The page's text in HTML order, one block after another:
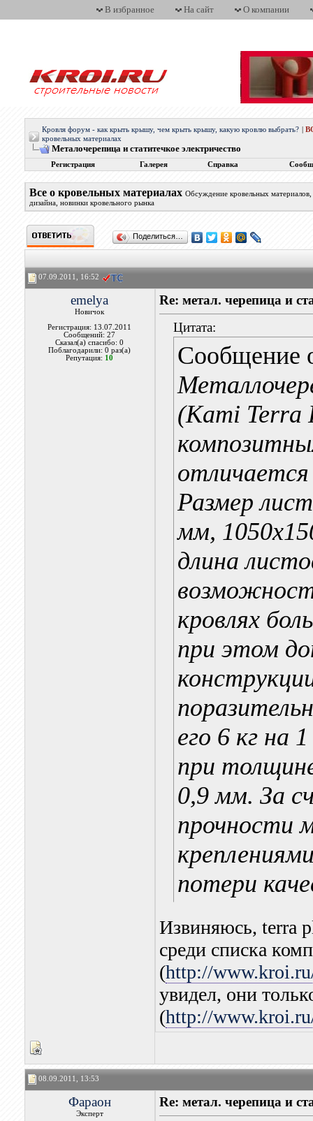
В избранное На сайт О компании
Кровля форум - как крыть крышу, чем крыть крышу, какую кровлю выбрать?
кровельных материалах
Металочерепица и статитечкое электричество
Регистрация Галерея Справка
Все о кровельных материалах Обсуждение кровельных
дизайна, новинки кровельного рынка
Поделиться…
07.09.2011, 16:52
emelya
Новичок
Регистрация: 13.07.2011
Сообщений: 27
Сказал(а) спасибо: 0
Поблагодарили: 0 раз(а)
Репутация: 10
Re: метал. черепица и
Цитата:
Сообщение
(Kami Terra
Размер
мм,
длина
кровлях
при этом
его 6 кг на
при
0,9 мм. За
прочности
потери
Извиняюсь, terra
среди списка
(http://
увидел, они
(http://
08.09.2011, 13:53
Фараон
Эксперт
Re: метал. черепица и